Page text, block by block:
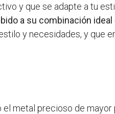
y que se adapte a tu
a su combinación
y necesidades, y que
metal precioso de mayor